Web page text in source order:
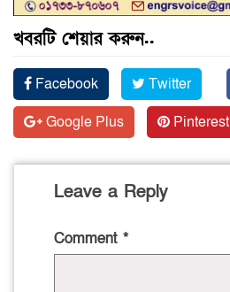
খবরটি শেয়ার করুন..
Facebook Twitter
Google Plus
Pinterest
Leave a Reply
Comment *